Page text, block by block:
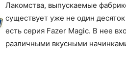
Лакомства, выпускаемые
существует уже не один
есть серия Fazer Magic. В нее
различными вкусными